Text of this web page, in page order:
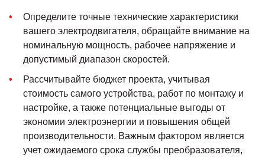
Определите точные технические характеристики
вашего электродвигателя, обращайте внимание на
номинальную мощность, рабочее напряжение и
допустимый диапазон скоростей.
Рассчитывайте бюджет проекта, учитывая
стоимость самого устройства, работ по монтажу и
настройке, а также потенциальные выгоды от
экономии электроэнергии и повышения общей
производительности. Важным фактором является
учет ожидаемого срока службы преобразователя,